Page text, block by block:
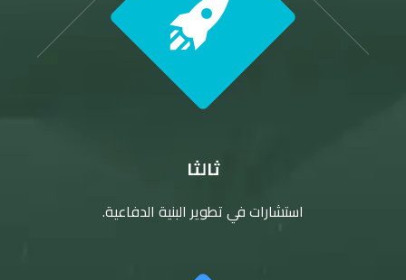
ثالثا
استشارات في تطوير البنية الدفاعية.